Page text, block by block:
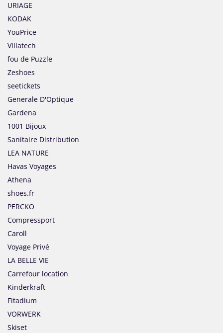
URIAGE
KODAK
YouPrice
Villatech
fou de Puzzle
Zeshoes
seetickets
Generale D'Optique
Gardena
1001 Bijoux
Sanitaire Distribution
LEA NATURE
Havas Voyages
Athena
shoes.fr
PERCKO
Compressport
Caroll
Voyage Privé
LA BELLE VIE
Carrefour location
Kinderkraft
Fitadium
VORWERK
Skiset